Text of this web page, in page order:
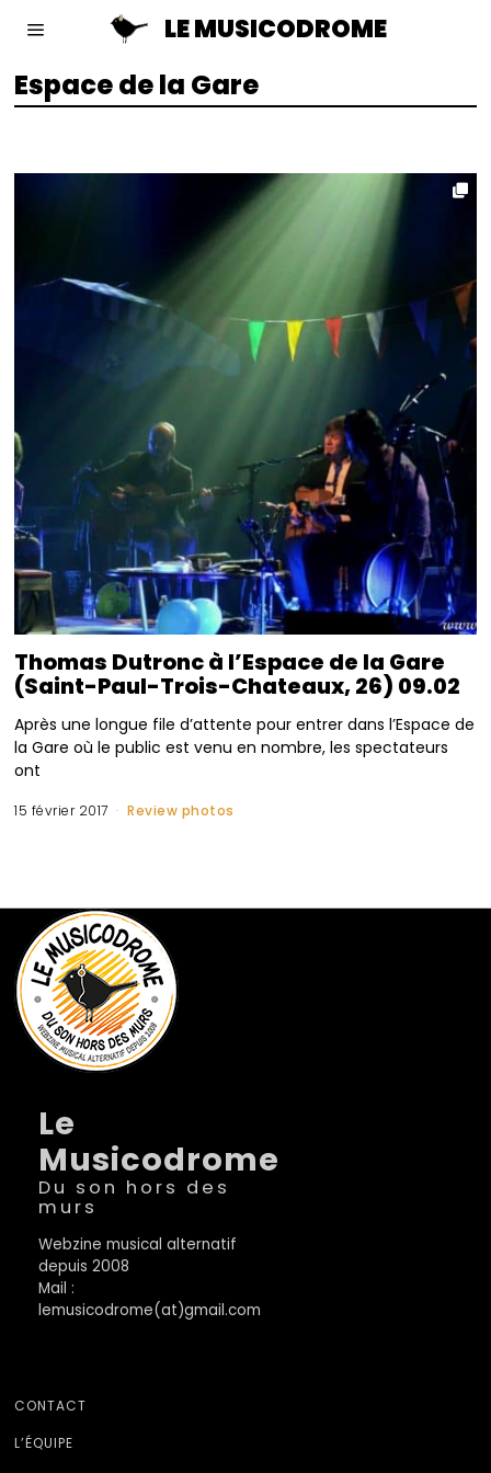
LE MUSICODROME
Espace de la Gare
Thomas Dutronc à l’Espace de la Gare
(Saint-Paul-Trois-Chateaux, 26) 09.02
Après une longue file d’attente pour entrer dans l’Espace de
la Gare où le public est venu en nombre, les spectateurs
ont
15 février 2017 Review photos
Le
Musicodrome
Du son hors des
murs
Webzine musical alternatif
depuis 2008
Mail :
lemusicodrome(at)gmail.com
CONTACT
L’ÉQUIPE